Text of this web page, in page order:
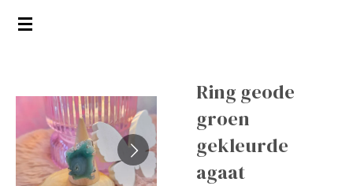
Ga
hoofdinhoud
Ring geode
groen
gekleurde
agaat